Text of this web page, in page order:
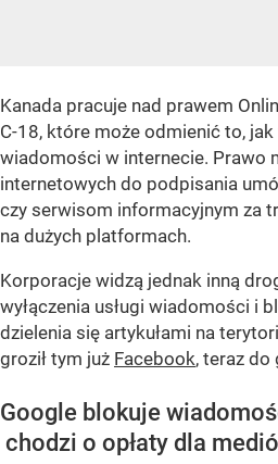
Kanada pracuje nad prawem
C-18, które może odmienić to, jak
wiadomości w internecie. Prawo
internetowych do podpisania
czy serwisom informacyjnym za
na dużych platformach.
Korporacje widzą jednak inną
wyłączenia usługi wiadomości i
dzielenia się artykułami na
groził tym już Facebook, teraz do
Google blokuje
chodzi o opłaty dla